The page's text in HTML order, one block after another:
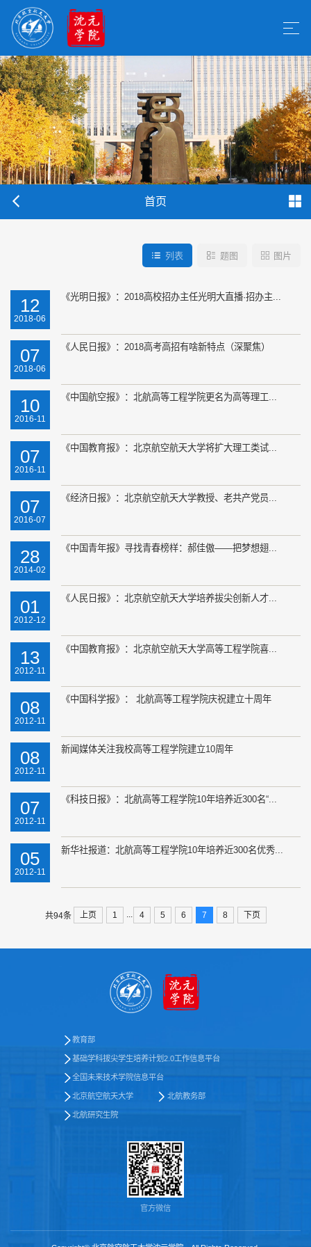
首页
列表 题图 图片
12
2018-06
《光明日报》：2018高校招办主任光明大直播·招办主...
07
2018-06
《人民日报》：2018高考高招有啥新特点（深聚焦）
10
2016-11
《中国航空报》：北航高等工程学院更名为高等理工...
07
2016-11
《中国教育报》：北京航空航天大学将扩大理工类试...
07
2016-07
《经济日报》：北京航空航天大学教授、老共产党员...
28
2014-02
《中国青年报》寻找青春榜样：郝佳傲——把梦想翅...
01
2012-12
《人民日报》：北京航空航天大学培养拔尖创新人才...
13
2012-11
《中国教育报》：北京航空航天大学高等工程学院喜...
08
2012-11
《中国科学报》： 北航高等工程学院庆祝建立十周年
08
2012-11
新闻媒体关注我校高等工程学院建立10周年
07
2012-11
《科技日报》：北航高等工程学院10年培养近300名“...
05
2012-11
新华社报道：北航高等工程学院10年培养近300名优秀...
共94条 上页 1 ... 4 5 6 7 8 下页
教育部
基础学科拔尖学生培养计划2.0工作信息平台
全国未来技术学院信息平台
北京航空航天大学 北航教务部
北航研究生院
官方微信